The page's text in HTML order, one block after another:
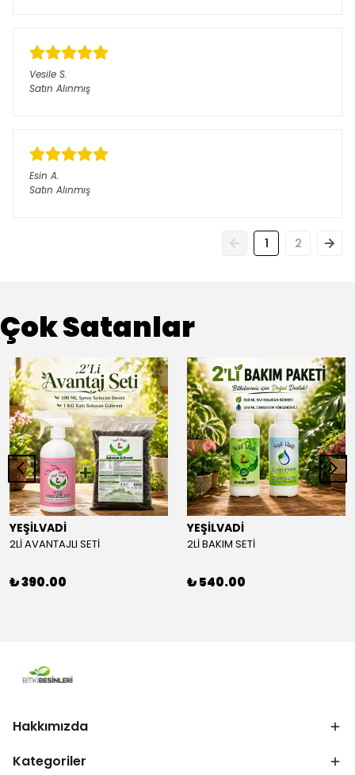
Vesile S.
Satın Alınmış
Esin A.
Satın Alınmış
1 2
Çok Satanlar
YEŞİLVADİ
2Lİ AVANTAJLI SETİ
₺ 390.00
YEŞİLVADİ
2Lİ BAKIM SETİ
₺ 540.00
Hakkımızda
Kategoriler